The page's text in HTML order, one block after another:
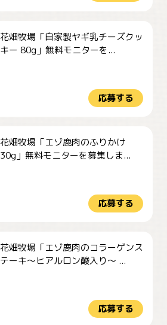
花畑牧場「自家製ヤギ乳チーズクッ
キー 80g」無料モニターを...
応募する
花畑牧場「エゾ鹿肉のふりかけ
30g」無料モニターを募集しま...
応募する
花畑牧場「エゾ鹿肉のコラーゲンス
テーキ～ヒアルロン酸入り～ ...
応募する